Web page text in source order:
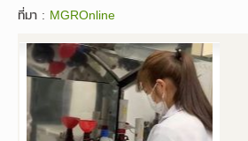
ที่มา : MGROnline